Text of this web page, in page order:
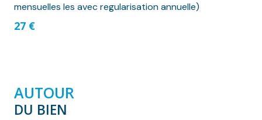
mensuelles les avec regularisation annuelle)
27 €
AUTOUR
DU BIEN